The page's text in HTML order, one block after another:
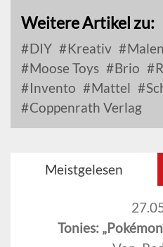
Weitere Artikel zu:
DIY Kreativ Malen
Moose Toys
Brio
Invento
Mattel
Coppenrath Verlag
Meistgelesen
Tonies: